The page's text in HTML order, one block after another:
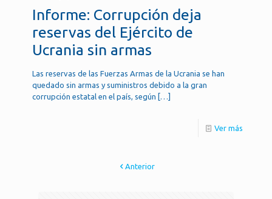
Informe: Corrupción deja
reservas del Ejército de
Ucrania sin armas
Las reservas de las Fuerzas Armas de la Ucrania se han
quedado sin armas y suministros debido a la gran
corrupción estatal en el país, según […]
Ver más
Anterior